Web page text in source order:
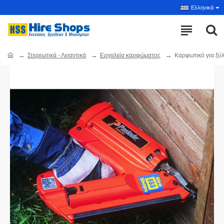
Ελληνικά
Στερεωτικά - Λειαντικά Εργαλεία καρφώματος Καρφωτικό για